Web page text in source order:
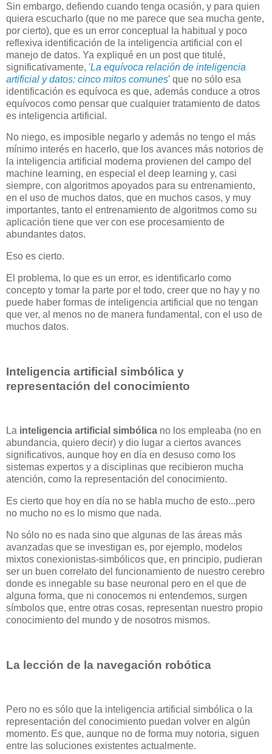
Sin embargo, defiendo cuando tenga ocasión, y para quien
quiera escucharlo (que no me parece que sea mucha gente,
por cierto), que es un error conceptual la habitual y poco
reflexiva identificación de la inteligencia artificial con el
manejo de datos. Ya expliqué en un post que titulé,
significativamente, 'La equívoca relación de inteligencia
artificial y datos: cinco mitos comunes' que no sólo esa
identificación es equívoca es que, además conduce a otros
equívocos como pensar que cualquier tratamiento de datos
es inteligencia artificial.
No niego, es imposible negarlo y además no tengo el más
mínimo interés en hacerlo, que los avances más notorios de
la inteligencia artificial moderna provienen del campo del
machine learning, en especial el deep learning y, casi
siempre, con algoritmos apoyados para su entrenamiento,
en el uso de muchos datos, que en muchos casos, y muy
importantes, tanto el entrenamiento de algoritmos como su
aplicación tiene que ver con ese procesamiento de
abundantes datos.
Eso es cierto.
El problema, lo que es un error, es identificarlo como
concepto y tomar la parte por el todo, creer que no hay y no
puede haber formas de inteligencia artificial que no tengan
que ver, al menos no de manera fundamental, con el uso de
muchos datos.
Inteligencia artificial simbólica y
representación del conocimiento
La inteligencia artificial simbólica no los empleaba (no en
abundancia, quiero decir) y dio lugar a ciertos avances
significativos, aunque hoy en día en desuso como los
sistemas expertos y a disciplinas que recibieron mucha
atención, como la representación del conocimiento.
Es cierto que hoy en día no se habla mucho de esto...pero
no mucho no es lo mismo que nada.
No sólo no es nada sino que algunas de las áreas más
avanzadas que se investigan es, por ejemplo, modelos
mixtos conexionistas-simbólicos que, en principio, pudieran
ser un buen correlato del funcionamiento de nuestro cerebro
donde es innegable su base neuronal pero en el que de
alguna forma, que ni conocemos ni entendemos, surgen
símbolos que, entre otras cosas, representan nuestro propio
conocimiento del mundo y de nosotros mismos.
La lección de la navegación robótica
Pero no es sólo que la inteligencia artificial simbólica o la
representación del conocimiento puedan volver en algún
momento. Es que, aunque no de forma muy notoria, siguen
entre las soluciones existentes actualmente.